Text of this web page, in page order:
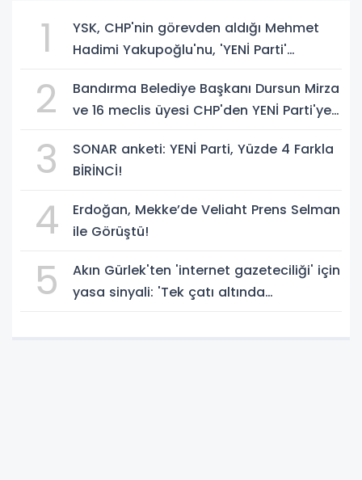
1
YSK, CHP'nin görevden aldığı Mehmet
Hadimi Yakupoğlu'nu, 'YENİ Parti'
2
Bandırma Belediye Başkanı Dursun Mirza
ve 16 meclis üyesi CHP'den YENİ Parti'ye
3
SONAR anketi: YENİ Parti, Yüzde 4 Farkla
BİRİNCİ!
4
Erdoğan, Mekke’de Veliaht Prens Selman
ile Görüştü!
5
Akın Gürlek'ten 'internet gazeteciliği' için
yasa sinyali: 'Tek çatı altında